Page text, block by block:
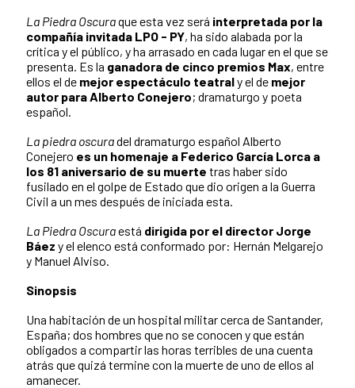
La Piedra Oscuraque esta vez será interpretada por la
compañía invitada LPO - PY, ha sido alabada por la
crítica y el público, y ha arrasado en cada lugar en el que se
presenta. Es la ganadora de cinco premios Max, entre
ellos el de mejor espectáculo teatraly el de mejor
autor para Alberto Conejero; dramaturgo y poeta
español.
La piedra oscuradel dramaturgo español Alberto
Conejero es un homenaje a Federico García Lorca a
los 81 aniversario de su muerte tras haber sido
fusilado en el golpe de Estado que dio origen a la Guerra
Civil a un mes después de iniciada esta.
La Piedra Oscuraestá dirigida por el director Jorge
Báez y el elenco está conformado por: Hernán Melgarejo
y Manuel Alviso.
Sinopsis
Una habitación de un hospital militar cerca de Santander,
España; dos hombres que no se conocen y que están
obligados a compartir las horas terribles de una cuenta
atrás que quizá termine con la muerte de uno de ellos al
amanecer.